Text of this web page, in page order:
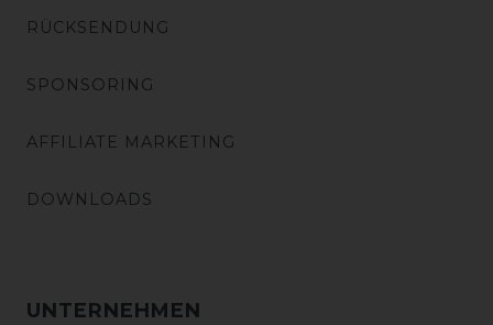
RÜCKSENDUNG
SPONSORING
AFFILIATE MARKETING
DOWNLOADS
UNTERNEHMEN